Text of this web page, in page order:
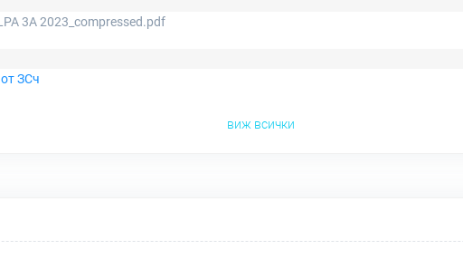
3A 2023_compressed.pdf
ЗСч
виж всички